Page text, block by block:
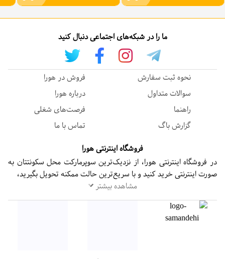
ما را در شبکه‌های اجتماعی دنبال کنید
نحوه ثبت سفارش
سوالات متداول
راهنما
گزارش باگ
فروش در هورا
درباره هورا
فرصت‌های شغلی
تماس با ما
فروشگاه اینترنتی هورا
در فروشگاه اینترنتی هورا، از نزدیک‌ترین سوپرمارکت محل سکونتتان به
صورت اینترنتی خرید کنید و با سریع‌ترین حالت ممکنه تحویل بگیرید،
مشاهده بیشتر